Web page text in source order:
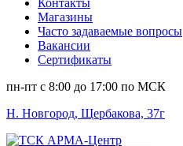
Контакты
Магазины
Часто задаваемые вопросы
Вакансии
Сертификаты
пн-пт c 8:00 до 17:00 по МСК
Н. Новгород, Щербакова, 37г